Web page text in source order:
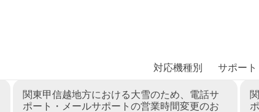
入商品には、日本では珍しい「海外ブランド」をはじ
対応機種別 サポート
関東甲信越地方における大雪のため、電話サ
ポート・メールサポートの営業時間変更のお